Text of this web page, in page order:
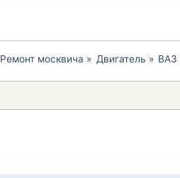
Ремонт москвича » Двигатель » ВАЗ